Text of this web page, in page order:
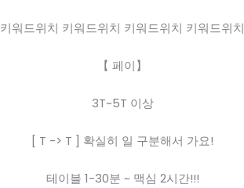
키워드위치 키워드위치 키워드위치 키워드위치
【 페이】
3T~5T 이상
[ T -> T ] 확실히 일 구분해서 가요!
테이블 1-30분 ~ 맥심 2시간!!!